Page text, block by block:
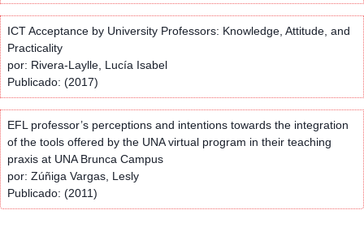
ICT Acceptance by University Professors: Knowledge, Attitude, and
Practicality
por: Rivera-Laylle, Lucía Isabel
Publicado: (2017)
EFL professor’s perceptions and intentions towards the integration
of the tools offered by the UNA virtual program in their teaching
praxis at UNA Brunca Campus
por: Zúñiga Vargas, Lesly
Publicado: (2011)